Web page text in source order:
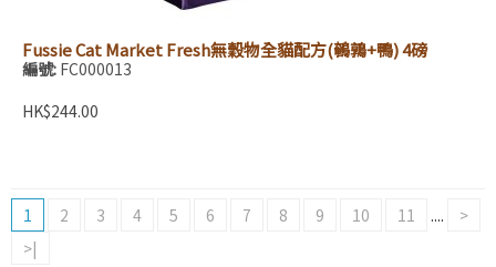
Fussie Cat Market Fresh無穀物全貓配方(鵪鶉+鴨) 4磅
編號: FC000013
HK$244.00
1 2 3 4 5 6 7 8 9 10 11 ....
>
>|